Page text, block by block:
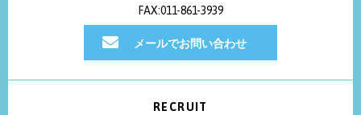
FAX:011-861-3939
メールでお問い合わせ
RECRUIT